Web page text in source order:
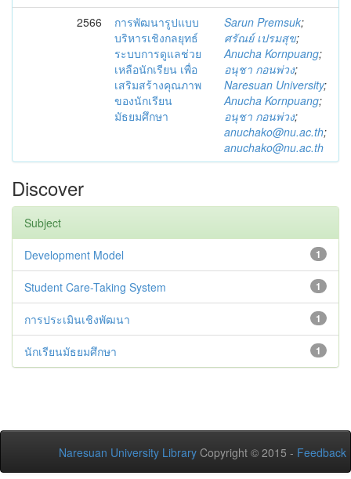
2566
การพัฒนารูปแบบ
บริหารเชิงกลยุทธ์
ระบบการดูแลช่วย
เหลือนักเรียน เพื่อ
เสริมสร้างคุณภาพ
ของนักเรียน
มัธยมศึกษา
Sarun Premsuk;
ศรัณย์ เปรมสุข;
Anucha Kornpuang;
อนุชา กอนพ่วง;
Naresuan University;
Anucha Kornpuang;
อนุชา กอนพ่วง;
anuchako@nu.ac.th;
anuchako@nu.ac.th
Discover
Subject
1
Development Model
1
Student Care-Taking System
1
การประเมินเชิงพัฒนา
1
นักเรียนมัธยมศึกษา
Naresuan University Library Copyright © 2015 - Feedback